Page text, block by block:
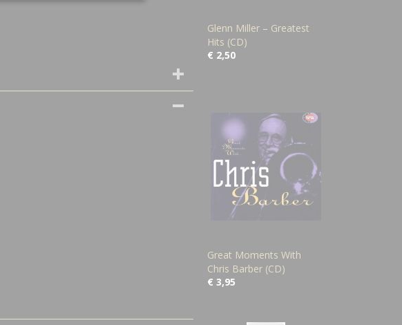
Glenn Miller – Greatest
Hits (CD)
€ 2,50
Great Moments With
Chris Barber (CD)
€ 3,95